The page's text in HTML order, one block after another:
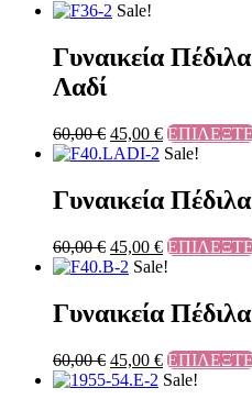
Sale!
Γυναικεία
Λαδί
60,00€ 45,00 €
Sale!
Γυναικεία
60,00€ 45,00 €
Sale!
Γυναικεία
60,00€ 45,00 €
Sale!